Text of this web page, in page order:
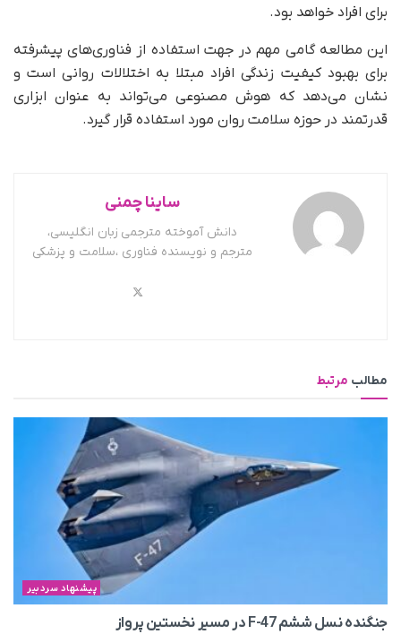
برای افراد خواهد بود.
این مطالعه گامی مهم در جهت استفاده از فناوری‌های پیشرفته
برای بهبود کیفیت زندگی افراد مبتلا به اختلالات روانی است و
نشان می‌دهد که هوش مصنوعی می‌تواند به عنوان ابزاری
قدرتمند در حوزه سلامت روان مورد استفاده قرار گیرد.
ساینا چمنی
دانش آموخته مترجمی زبان انگلیسی،
مترجم و نویسنده فناوری ،سلامت و پزشکی
مطالب مرتبط
پیشنهاد سردبیر
جنگنده نسل ششم F-47 در مسیر نخستین پرواز